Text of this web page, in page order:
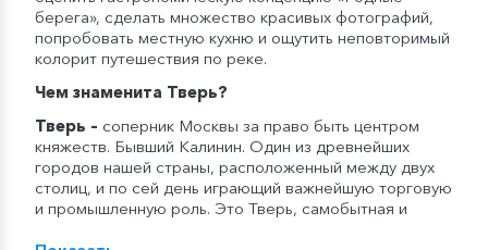
берега», сделать множество красивых фотографий,
попробовать местную кухню и ощутить неповторимый
колорит путешествия по реке.
Чем знаменита Тверь?
Тверь – соперник Москвы за право быть центром
княжеств. Бывший Калинин. Один из древнейших
городов нашей страны, расположенный между двух
столиц, и по сей день играющий важнейшую торговую
и промышленную роль. Это Тверь, самобытная и